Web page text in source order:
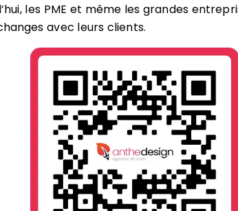
les PME et même les grandes
avec leurs clients.